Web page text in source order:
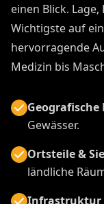
einen Blick.
Wichtigste auf
hervorragende
Medizin bis
Geografische
Gewässer.
Ortsteile &
ländliche
Infrastruktur